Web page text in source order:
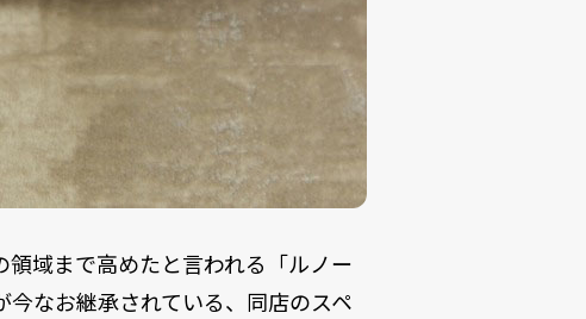
領域まで高めたと言われる「ルノー
なお継承されている、同店のスペ